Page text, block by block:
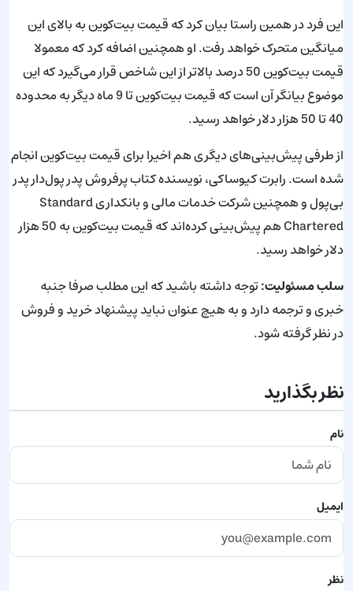
این فرد در همین راستا بیان کرد که قیمت بیت‌کوین به بالای این
میانگین متحرک خواهد رفت. او همچنین اضافه کرد که معمولا
قیمت بیت‌کوین 50 درصد بالاتر از این شاخص قرار می‌گیرد که این
موضوع بیانگر آن است که قیمت بیت‌کوین تا 9 ماه دیگر به محدوده
40 تا 50 هزار دلار خواهد رسید.
از طرفی پیش‌بینی‌های دیگری هم اخیرا برای قیمت بیت‌کوین انجام
شده است. رابرت کیوساکی، نویسنده کتاب پرفروش پدر پول‌دار پدر
بی‌پول و همچنین شرکت خدمات مالی و بانکداری Standard
Chartered هم پیش‌بینی کرده‌اند که قیمت بیت‌کوین به 50 هزار
دلار خواهد رسید.
سلب مسئولیت:توجه داشته باشید که این مطلب صرفا جنبه
خبری و ترجمه دارد و به هیچ عنوان نباید پیشنهاد خرید و فروش
در نظر گرفته شود.
نظر بگذارید
نام
ایمیل
نظر